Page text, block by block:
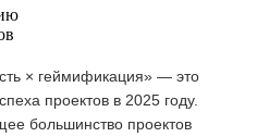
× геймификация» — это
проектов в 2025 году.
большинство проектов